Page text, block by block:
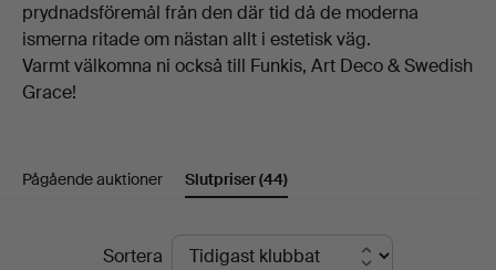
prydnadsföremål från den där tid då de moderna
ismerna ritade om nästan allt i estetisk väg.
Varmt välkomna ni också till Funkis, Art Deco & Swedish
Grace!
Pågående auktioner Slutpriser(44)
SlutpriserSortera